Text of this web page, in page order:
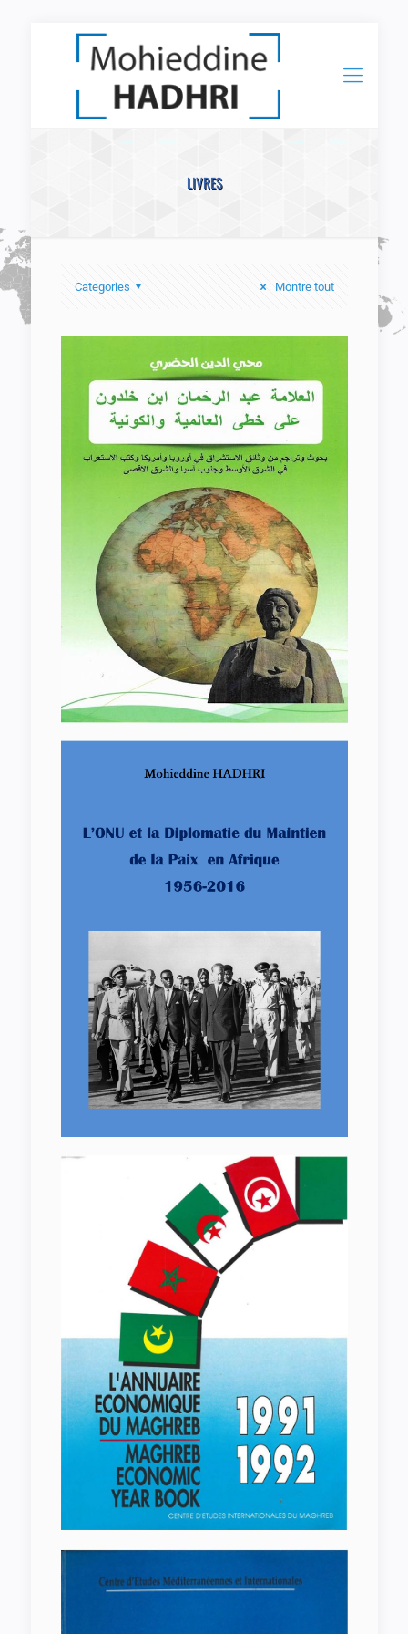
LIVRES
Categories Montre tout
Le savant Abdul Rahman Ibn
Khaldoun sur les pas d’une
consécration mondiale et
universelle
L’ONU et la Diplomatie du Maintien
L’Annuaire Economique du Maghreb
1991-1992 Tunis 1992
Dialogue de civilizations en